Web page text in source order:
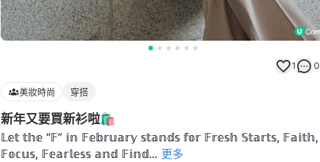
1 0
美妝時尚 穿搭
新年又要買新衫啦🛍️
𝕃𝕖𝕥 𝕥𝕙𝕖 “𝔽” 𝕚𝕟 𝔽𝕖𝕓𝕣𝕦𝕒𝕣𝕪 𝕤𝕥𝕒𝕟𝕕𝕤 𝕗𝕠𝕣 𝔽𝕣𝕖𝕤𝕙 𝕊𝕥𝕒𝕣𝕥𝕤, 𝔽𝕒𝕚𝕥𝕙,
𝔽𝕠𝕔𝕦𝕤, 𝔽𝕖𝕒𝕣𝕝𝕖𝕤𝕤 𝕒𝕟𝕕 𝔽𝕚𝕟𝕕... 更多